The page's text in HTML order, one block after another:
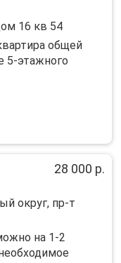
16 кв 54
общей
5-этажного
28 000 р.
округ, пр-т
на 1-2